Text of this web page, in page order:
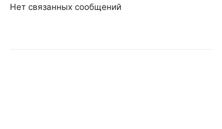
Нет связанных сообщений